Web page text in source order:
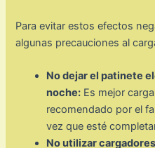
Para evitar estos efectos
algunas precauciones al
No dejar el patinete
noche: Es mejor
recomendado por el
vez que esté
No utilizar